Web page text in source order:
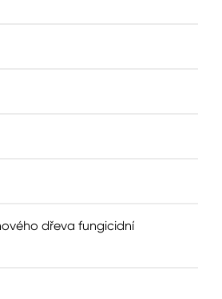
dřeva fungicidní